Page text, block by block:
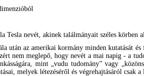
Tesla nevét, akinek találmányait széles körben
után az amerikai kormány minden kutatását
nem meglepő, hogy nevét a mai napig - a
mint „vudu tudomány” vagy
melyek létezéséről és végrehajtásáról csak